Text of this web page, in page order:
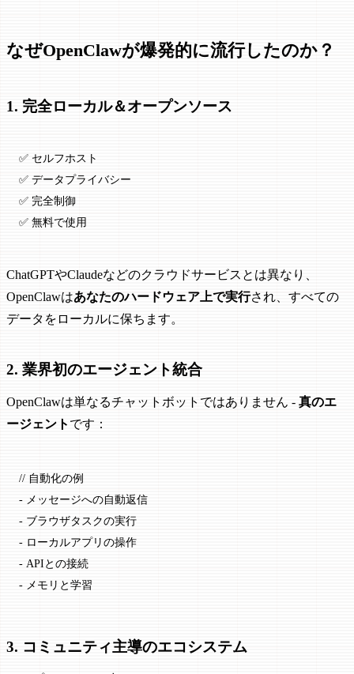
なぜOpenClawが爆発的に流行したのか？
1. 完全ローカル＆オープンソース
✅ セルフホスト
✅ データプライバシー
✅ 完全制御
✅ 無料で使用
ChatGPTやClaudeなどのクラウドサービスとは異なり、
OpenClawはあなたのハードウェア上で実行され、すべての
データをローカルに保ちます。
2. 業界初のエージェント統合
OpenClawは単なるチャットボットではありません - 真のエ
ージェント です：
// 自動化の例
- メッセージへの自動返信
- ブラウザタスクの実行
- ローカルアプリの操作
- APIとの接続
- メモリと学習
3. コミュニティ主導のエコシステム